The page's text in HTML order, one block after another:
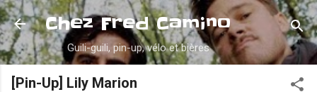
Accéder au contenu principal
Chez Fred Camino
Guili-guili, pin-up, vélo et bières
[Pin-Up] Lily Marion